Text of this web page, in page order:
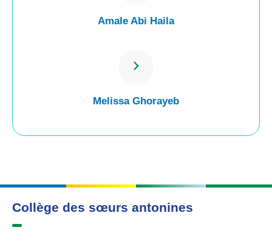
Amale Abi Haila
Melissa Ghorayeb
Collège des sœurs antonines